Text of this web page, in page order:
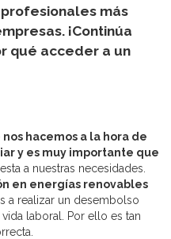
más
¡Continúa
qué acceder a un
hacemos a la hora de
y es muy importante que
a nuestras necesidades.
en energías renovables
a realizar un desembolso
laboral. Por ello es tan